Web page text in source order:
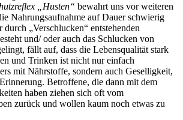
„Husten“ bewahrt uns vor weiteren
Nahrungsaufnahme auf Dauer schwierig
„Verschlucken“ entstehenden
und/ oder auch das Schlucken von
fällt auf, dass die Lebensqualität stark
und Trinken ist nicht nur einfach
mit Nährstoffe, sondern auch Geselligkeit,
Betroffene, die dann mit dem
haben ziehen sich oft vom
zurück und wollen kaum noch etwas zu